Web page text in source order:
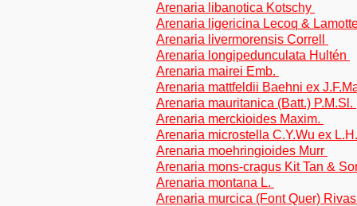
Arenaria libanotica Kotschy
Arenaria ligericina Lecoq &
Arenaria livermorensis Correll
Arenaria longipedunculata Hultén
Arenaria mairei Emb.
Arenaria mattfeldii Baehni ex
Arenaria mauritanica (Batt.) P.M.Sl.
Arenaria merckioides Maxim.
Arenaria microstella C.Y.Wu ex
Arenaria moehringioides Murr
Arenaria mons-cragus Kit Tan &
Arenaria montana L.
Arenaria murcica (Font Quer)